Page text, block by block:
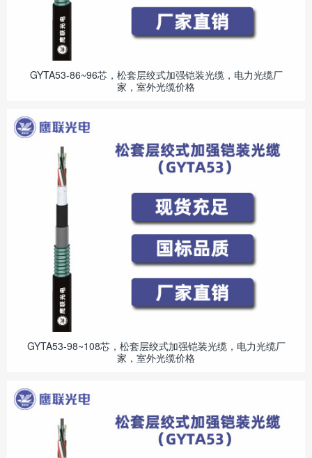
GYTA53-86~96芯，松套层绞式加强铠装光缆，电力光缆厂
家，室外光缆价格
GYTA53-98~108芯，松套层绞式加强铠装光缆，电力光缆厂
家，室外光缆价格